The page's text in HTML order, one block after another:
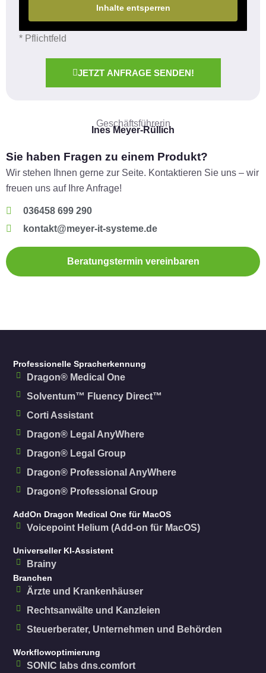
Inhalte entsperren
* Pflichtfeld
JETZT ANFRAGE SENDEN!
Geschäftsführerin
Ines Meyer-Rüllich
Sie haben Fragen zu einem Produkt?
Wir stehen Ihnen gerne zur Seite. Kontaktieren Sie uns – wir
freuen uns auf Ihre Anfrage!
036458 699 290
kontakt@meyer-it-systeme.de
Beratungstermin vereinbaren
Professionelle Spracherkennung
Dragon® Medical One
Solventum™ Fluency Direct™
Corti Assistant
Dragon® Legal AnyWhere
Dragon® Legal Group
Dragon® Professional AnyWhere
Dragon® Professional Group
AddOn Dragon Medical One für MacOS
Voicepoint Helium (Add-on für MacOS)
Universeller KI-Assistent
Brainy
Branchen
Ärzte und Krankenhäuser
Rechtsanwälte und Kanzleien
Steuerberater, Unternehmen und Behörden
Workflowoptimierung
SONIC labs dns.comfort